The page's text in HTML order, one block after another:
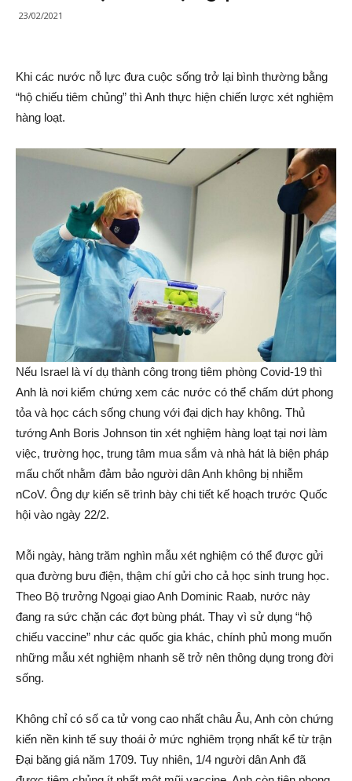
23/02/2021
Khi các nước nỗ lực đưa cuộc sống trở lại bình thường bằng
“hộ chiếu tiêm chủng” thì Anh thực hiện chiến lược xét nghiệm
hàng loạt.
Nếu Israel là ví dụ thành công trong tiêm phòng Covid-19 thì
Anh là nơi kiểm chứng xem các nước có thể chấm dứt phong
tỏa và học cách sống chung với đại dịch hay không. Thủ
tướng Anh Boris Johnson tin xét nghiệm hàng loạt tại nơi làm
việc, trường học, trung tâm mua sắm và nhà hát là biện pháp
mấu chốt nhằm đảm bảo người dân Anh không bị nhiễm
nCoV. Ông dự kiến sẽ trình bày chi tiết kế hoạch trước Quốc
hội vào ngày 22/2.
Mỗi ngày, hàng trăm nghìn mẫu xét nghiệm có thể được gửi
qua đường bưu điện, thậm chí gửi cho cả học sinh trung học.
Theo Bộ trưởng Ngoại giao Anh Dominic Raab, nước này
đang ra sức chặn các đợt bùng phát. Thay vì sử dụng “hộ
chiếu vaccine” như các quốc gia khác, chính phủ mong muốn
những mẫu xét nghiệm nhanh sẽ trở nên thông dụng trong đời
sống.
Không chỉ có số ca tử vong cao nhất châu Âu, Anh còn chứng
kiến nền kinh tế suy thoái ở mức nghiêm trọng nhất kể từ trận
Đại băng giá năm 1709. Tuy nhiên, 1/4 người dân Anh đã